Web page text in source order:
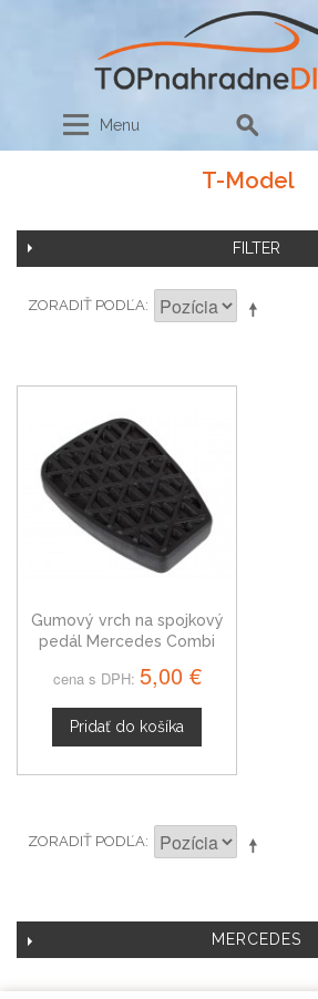
Menu
T-Model
FILTER
ZORADIŤ PODĽA
Gumový vrch na spojkový
pedál Mercedes Combi
cena s DPH: 5,00 €
Pridať do košíka
ZORADIŤ PODĽA
MERCEDES